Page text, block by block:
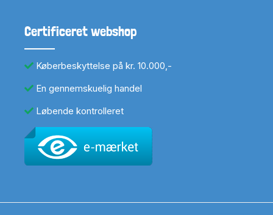
Certificeret webshop
Køberbeskyttelse på kr. 10.000,-
En gennemskuelig handel
Løbende kontrolleret